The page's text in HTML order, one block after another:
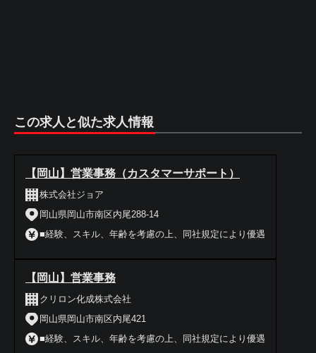
この求人と似た求人情報
【岡山】営業事務（カスタマーサポート）
株式会社ジョア
岡山県岡山市南区内尾288-14
■経験、スキル、年齢を考慮の上、同社規定により優遇
【岡山】営業事務
クリロン化成株式会社
岡山県岡山市南区内尾421
■経験、スキル、年齢を考慮の上、同社規定により優遇